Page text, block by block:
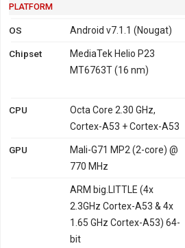
PLATFORM
OS Android v7.1.1 (Nougat)
Chipset
MediaTek Helio P23
MT6763T (16 nm)
CPU
Octa Core 2.30 GHz,
Cortex-A53 + Cortex-A53
GPU
Mali-G71 MP2 (2-core) @
770 MHz
ARM big.LITTLE (4x
2.3GHz Cortex-A53 & 4x
1.65 GHz Cortex-A53) 64-
bit